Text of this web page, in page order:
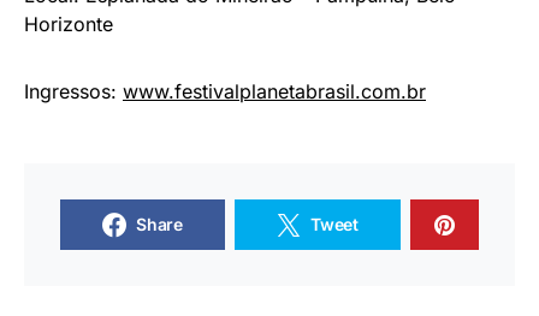
Horizonte
Ingressos: www.festivalplanetabrasil.com.br
Share Tweet